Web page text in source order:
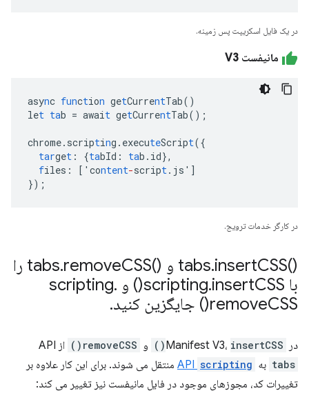
در یک فایل اسکریپت پس زمینه.
مانیفست V3
async function getCurrentTab()
let tab = await getCurrentTab();
chrome.scripting.executeScript({
target : {tabId : tab.id},
files : [ 'content-script.js' ]
});
در کارگر خدمات ترویج.
()tabs
.insertCSS و ()tabs .remove
CSS را
با scripting
.insertCSS( ) و scripting .
removeCSS( ) جایگزین کنید.
در Manifest V3، insertCSS() و removeCSS() از API
tabs به API scripting
منتقل می شوند. برای این کار علاوه بر
تغییرات کد، مجوزهای موجود در فایل مانیفست نیز تغییر می کند: